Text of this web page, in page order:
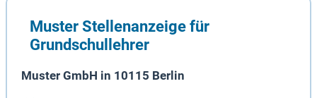
Muster Stellenanzeige für
Grundschullehrer
Muster GmbH in 10115 Berlin